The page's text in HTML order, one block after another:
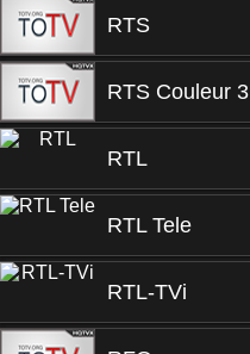
RTS
RTS Couleur 3
RTL
RTL Tele
RTL-TVi